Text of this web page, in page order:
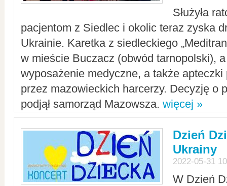
Służyła
pacjentom z Siedlec i okolic teraz zyska
Ukrainie. Karetka z siedleckiego
w mieście Buczacz (obwód tarnopolski),
wyposażenie medyczne, a także apteczki
przez mazowieckich harcerzy. Decyzję o
podjął samorząd Mazowsza. więcej »
Dzień
Ukrainy
2022-05-31
W Dzień